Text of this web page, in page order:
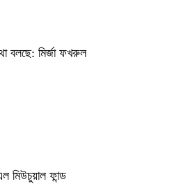
বলছে: মির্জা ফখরুল
মিউচুয়াল ফান্ড